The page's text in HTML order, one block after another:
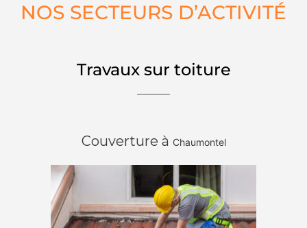
NOS SECTEURS D’ACTIVITÉ
Travaux sur toiture
Couverture à Chaumontel